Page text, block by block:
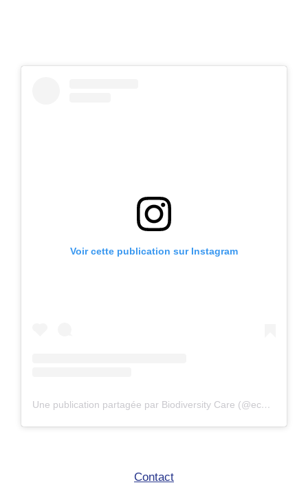
Voir cette publication sur Instagram
Une publication partagée par Biodiversity Care (@eco.volontaire)
Contact